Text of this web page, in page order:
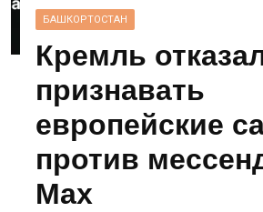
БАШКОРТОСТАН
Кремль
признавать
европейские
против
Max